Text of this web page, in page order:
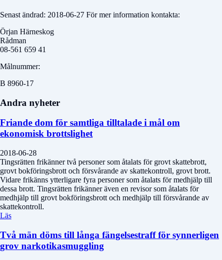
Senast ändrad: 2018-06-27 För mer information kontakta:
Örjan Härneskog
Rådman
08-561 659 41
Målnummer:
B 8960-17
Andra nyheter
Friande dom för samtliga tilltalade i mål om
ekonomisk brottslighet
2018-06-28
Tingsrätten frikänner två personer som åtalats för grovt skattebrott,
grovt bokföringsbrott och försvårande av skattekontroll, grovt brott.
Vidare frikänns ytterligare fyra personer som åtalats för medhjälp till
dessa brott. Tingsrätten frikänner även en revisor som åtalats för
medhjälp till grovt bokföringsbrott och medhjälp till försvårande av
skattekontroll.
Läs
Två män döms till långa fängelsestraff för synnerligen
grov narkotikasmuggling